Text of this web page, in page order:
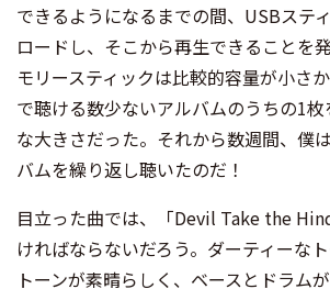
できるようになるまでの間、USBステ
ロードし、そこから再生できることを
モリースティックは比較的容量が小さ
で聴ける数少ないアルバムのうちの1
な大きさだった。それから数週間、僕
バムを繰り返し聴いたのだ！
目立った曲では、「Devil Take the
ければならないだろう。ダーティーな
トーンが素晴らしく、ベースとドラム